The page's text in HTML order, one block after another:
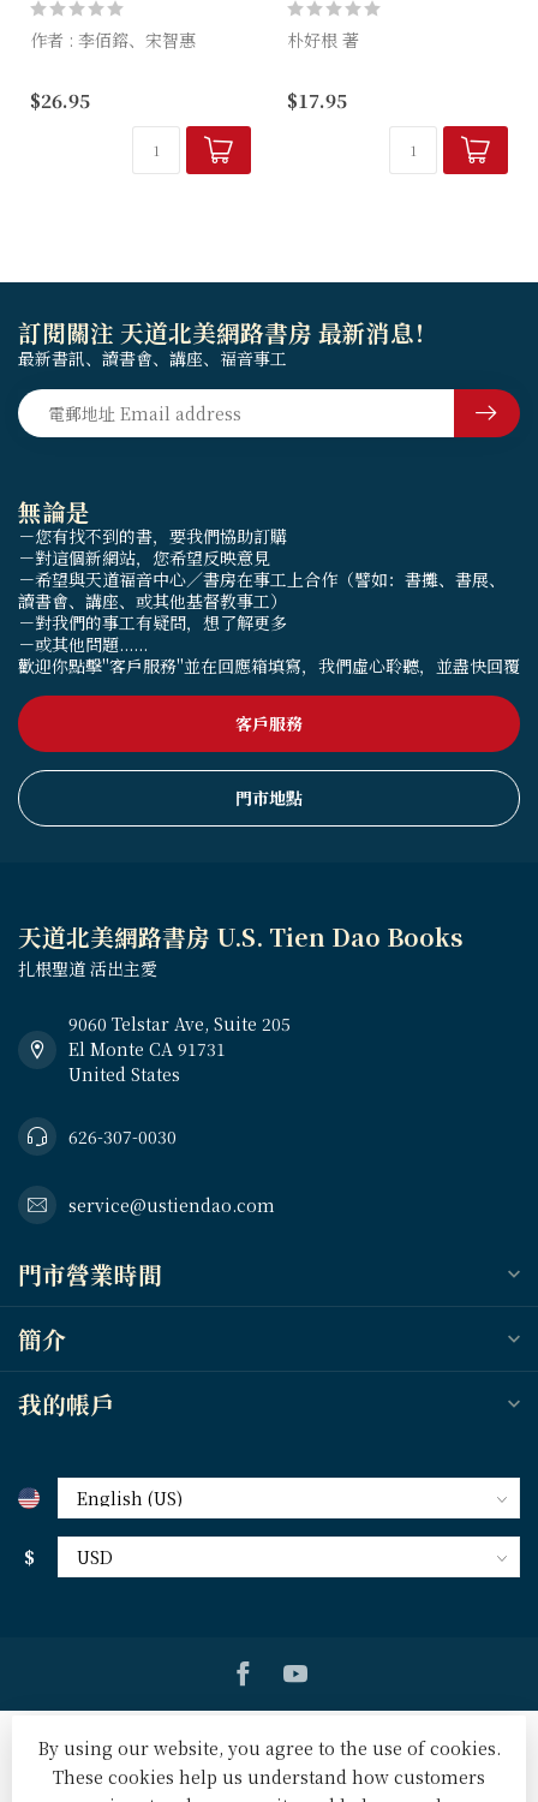
作者 : 李佰鎔、宋智惠
用錯誤的方式愛孩子，導致關
係被破壞，或讓孩子更痛苦。
本書幫助父母更能了解孩子，
並提供如何真心欣賞、肯定...
$26.95
朴好根 著
衣服、吃更美味的食物、去更
好玩的地方、過更悠閒的生活
嗎？如果是的話，你將無法得
到幸福。你想透過婚姻成為對
$17.95
無論是
－您有找不到的書，要我們協助訂購
－對這個新網站，您希望反映意見
－希望與天道福音中心／書房在事工上合作（譬如：書攤、書展、
讀書會、講座、或其他基督教事工）
－對我們的事工有疑問，想了解更多
－或其他問題......
歡迎你點擊"客戶服務"並在回應箱填寫，我們虛心聆聽，並盡快回覆
客戶服務
門市地點
訂閱關注 天道北美網路書房 最新消息！
最新書訊、讀書會、講座、福音事工
天道北美網路書房 U.S. Tien Dao Books
扎根聖道 活出主愛
9060 Telstar Ave, Suite 205
El Monte CA 91731
United States
626-307-0030
service@ustiendao.com
門市營業時間
簡介
我的帳戶
$
By using our website, you agree to the use of cookies.
These cookies help us understand how customers